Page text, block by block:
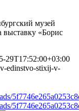
музей
выставку «Борис
29T17:52:00+03:00
edinstvo-stixij-v-